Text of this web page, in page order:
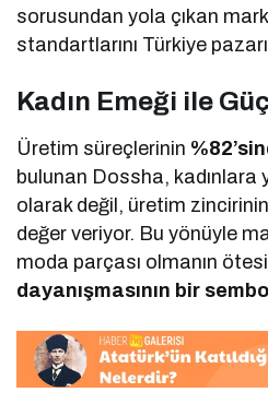
sorusundan yola çıkan
standartlarını Türkiye
Kadın Emeği ile
Üretim süreçlerinin
bulunan Dossha, kadınlara
olarak değil, üretim
değer veriyor. Bu yönüyle
moda parçası olmanın
dayanışmasının bir